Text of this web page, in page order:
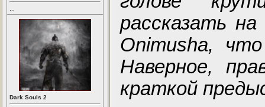
Dark Souls 2
рассказать
Onimusha,
Наверное,
краткой